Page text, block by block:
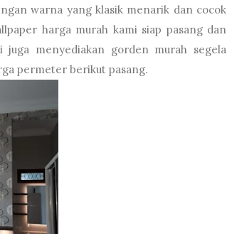
warna yang klasik menarik dan cocok
harga murah kami siap pasang dan
juga menyediakan gorden murah segela
permeter berikut pasang.